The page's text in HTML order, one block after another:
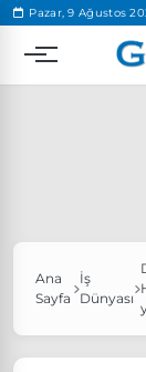
Pazar, 9 Ağustos
Popüler
Özgür
Ana
Sayfa
İş
Dünyası